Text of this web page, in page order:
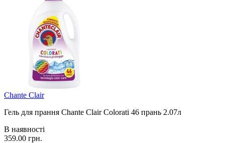
Chante Clair
Гель для прання Chante Clair Colorati 46 прань 2.07л
В наявності
359.00 грн.